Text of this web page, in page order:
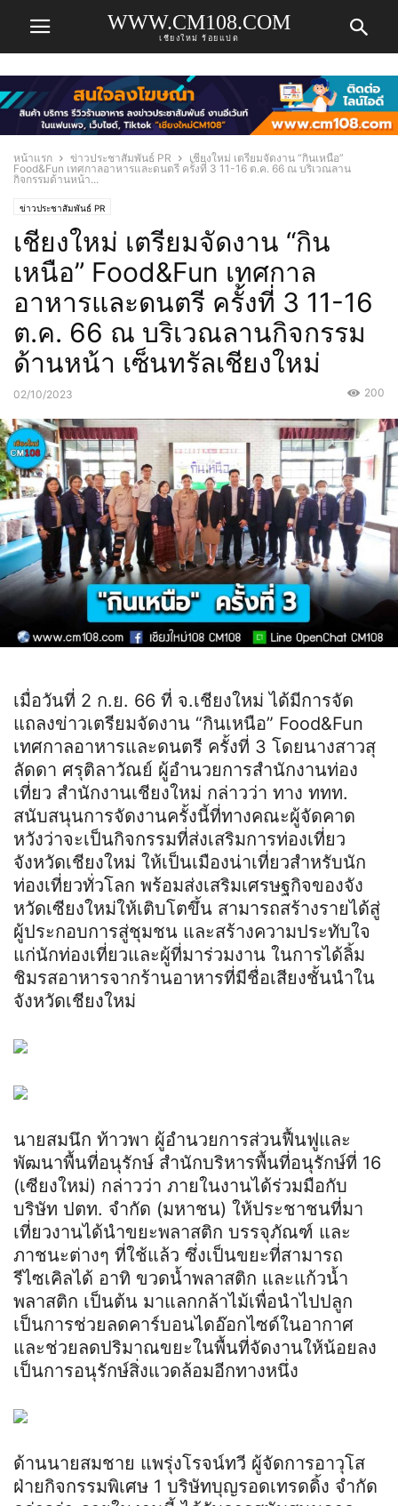
WWW.CM108.COM
เชียงใหม่ ร้อยแปด
หน้าแรก ข่าวประชาสัมพันธ์ PR
เชียงใหม่ เตรียมจัดงาน “กินเหนือ”
Food&Fun เทศกาลอาหารและดนตรี ครั้งที่ 3 11-16 ต.ค. 66 ณ บริเวณลาน
กิจกรรมด้านหน้า...
ข่าวประชาสัมพันธ์ PR
เชียงใหม่ เตรียมจัดงาน “กิน
เหนือ” Food&Fun เทศกาล
อาหารและดนตรี ครั้งที่ 3 11-16
ต.ค. 66 ณ บริเวณลานกิจกรรม
ด้านหน้า เซ็นทรัลเชียงใหม่
02/10/2023 200
เมื่อวันที่ 2 ก.ย. 66 ที่ จ.เชียงใหม่ ได้มีการจัด
แถลงข่าวเตรียมจัดงาน “กินเหนือ” Food&Fun
เทศกาลอาหารและดนตรี ครั้งที่ 3 โดยนางสาวสุ
ลัดดา ศรุติลาวัณย์ ผู้อำนวยการสำนักงานท่อง
เที่ยว สำนักงานเชียงใหม่ กล่าวว่า ทาง ททท.
สนับสนุนการจัดงานครั้งนี้ที่ทางคณะผู้จัดคาด
หวังว่าจะเป็นกิจกรรมที่ส่งเสริมการท่องเที่ยว
จังหวัดเชียงใหม่ ให้เป็นเมืองน่าเที่ยวสำหรับนัก
ท่องเที่ยวทั่วโลก พร้อมส่งเสริมเศรษฐกิจของจัง
หวัดเซียงใหม่ให้เติบโตขึ้น สามารถสร้างรายได้สู่
ผู้ประกอบการสู่ชุมชน และสร้างความประทับใจ
แก่นักท่องเที่ยวและผู้ที่มาร่วมงาน ในการได้ลิ้ม
ชิมรสอาหารจากร้านอาหารที่มีชื่อเสียงชั้นนำใน
จังหวัดเชียงใหม่
นายสมนึก ท้าวพา ผู้อำนวยการส่วนฟื้นฟูและ
พัฒนาพื้นที่อนุรักษ์ สำนักบริหารพื้นที่อนุรักษ์ที่ 16
(เซียงใหม่) กล่าวว่า ภายในงานได้ร่วมมือกับ
บริษัท ปตท. จำกัด (มหาชน) ให้ประชาชนที่มา
เที่ยวงานได้นำขยะพลาสติก บรรจุภัณฑ์ และ
ภาชนะต่างๆ ที่ใช้แล้ว ซึ่งเป็นขยะที่สามารถ
รีไซเคิลได้ อาทิ ขวดน้ำพลาสติก และแก้วน้ำ
พลาสติก เป็นต้น มาแลกกล้าไม้เพื่อนำไปปลูก
เป็นการช่วยลดคาร์บอนไดอ๊อกไซด์ในอากาศ
และช่วยลดปริมาณขยะในพื้นที่จัดงานให้น้อยลง
เป็นการอนุรักษ์สิ่งแวดล้อมอีกทางหนึ่ง
ด้านนายสมชาย แพรุ่งโรจน์ทวี ผู้จัดการอาวุโส
ฝ่ายกิจกรรมพิเศษ 1 บริษัทบุญรอดเทรดดิ้ง จำกัด